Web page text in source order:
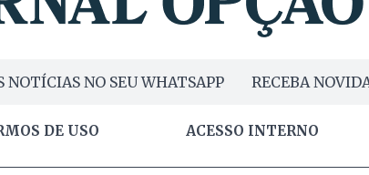
NOTÍCIAS NO SEU WHATSAPP RECEBA
DE USO ACESSO INTERNO